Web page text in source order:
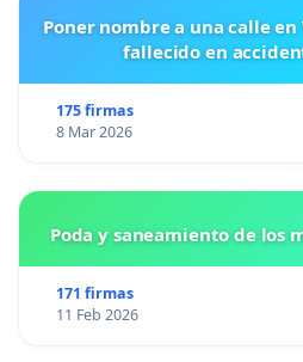
Poner nombre a una calle
fallecido en
175 firmas
8 Mar 2026
Poda y saneamiento de los
171 firmas
11 Feb 2026